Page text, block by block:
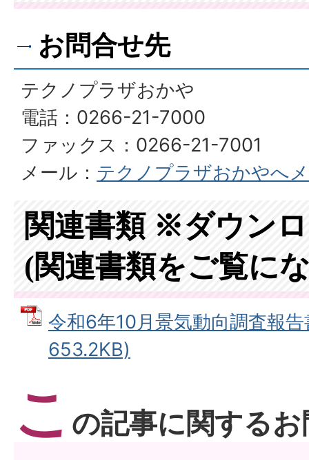
お問合せ先
テクノプラザおかや
電話：0266-21-7000
ファックス：0266-21-7001
メール： テクノプラザおかやへ
関連書類 ※ダウン
(関連書類をご覧に
令和6年10月景気動向調査報
653.2KB)
こ の記事に関する